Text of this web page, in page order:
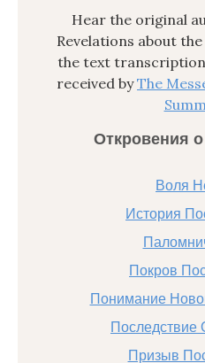
Hear the original
Revelations about
the text
received byThe
Откровения
Воля
История
Покров
Понимание
Последствие
Призыв